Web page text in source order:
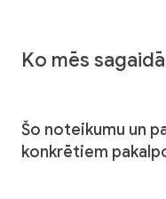
Ko mēs
Šo noteikumu un
konkrētiem